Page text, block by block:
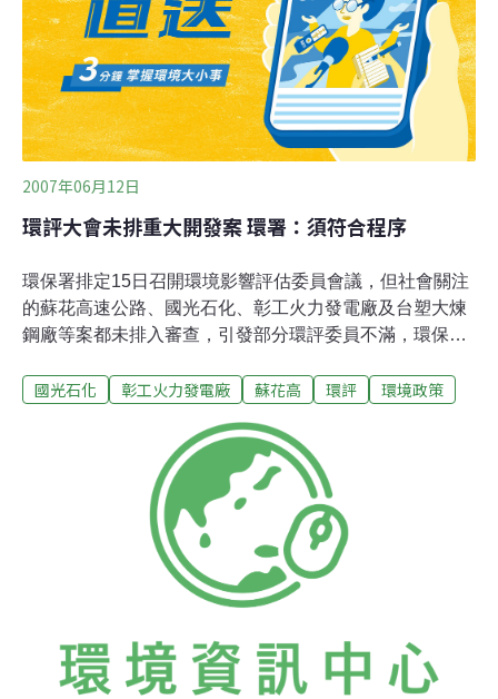
2007年06月12日
環評大會未排重大開發案 環署：須符合程序
環保署排定15日召開環境影響評估委員會議，但社會關注
的蘇花高速公路、國光石化、彰工火力發電廠及台塑大煉
鋼廠等案都未排入審查，引發部分環評委員不滿，環保署
都須符合法定程序。15日的環評大會排定審查大鵬灣風景
四案未排入審查，黃光輝表示，蘇花高案與國光石化案還
在專案小組會議階段，也在等待開發商補件；彰工火力發
電廠開發案2天前已由開發商自行撤案；台塑大煉鋼廠案
則因開發廠認為徐光蓉、周晉澄、文魯彬、李根政、詹順
貴5位環評委員執行職務有偏頗之虞，環保署法規會已要
求環評委員說明。他指出，環保署與環評委員是夥伴關
係，都是為了讓台灣這塊土地更好一起努力，沒有將蘇花
環評委員審查。
國光石化 彰工火力發電廠 蘇花高 環評 環境政策